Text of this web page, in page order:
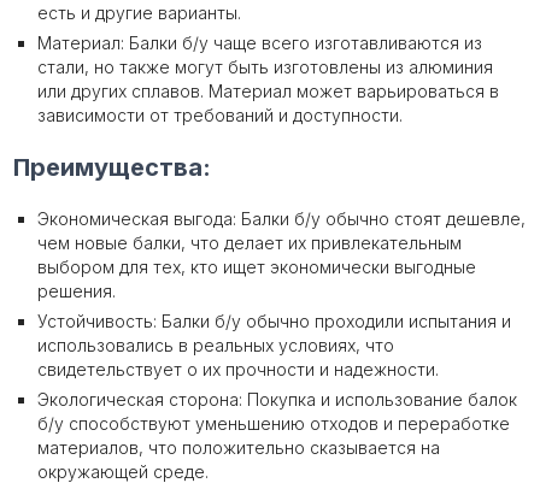
есть и другие варианты.
Материал: Балки б/у чаще всего изготавливаются из
стали, но также могут быть изготовлены из алюминия
или других сплавов. Материал может варьироваться в
зависимости от требований и доступности.
Преимущества:
Экономическая выгода: Балки б/у обычно стоят дешевле,
чем новые балки, что делает их привлекательным
выбором для тех, кто ищет экономически выгодные
решения.
Устойчивость: Балки б/у обычно проходили испытания и
использовались в реальных условиях, что
свидетельствует о их прочности и надежности.
Экологическая сторона: Покупка и использование балок
б/у способствуют уменьшению отходов и переработке
материалов, что положительно сказывается на
окружающей среде.